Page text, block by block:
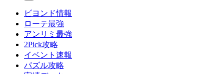
ビヨンド情報
ローテ最強
アンリミ最強
2Pick攻略
イベント速報
パズル攻略